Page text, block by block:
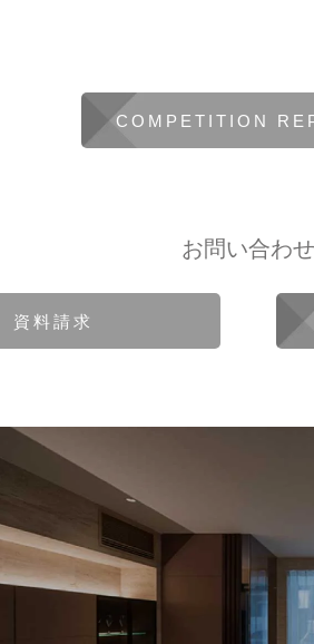
COMPETITION
お問い合わせ
資料請求